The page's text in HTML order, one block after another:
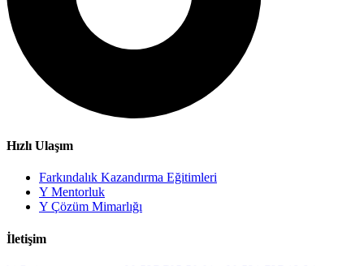
Hızlı Ulaşım
Farkındalık Kazandırma Eğitimleri
Y Mentorluk
Y Çözüm Mimarlığı
İletişim